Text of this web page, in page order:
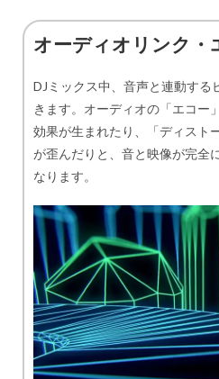
オーディオリンク・
DJミックス中、音声と連動する
きます。オーディオの「エコー
効果が生まれたり、「ディスト
が歪んだりと、音と映像が完全
なります。